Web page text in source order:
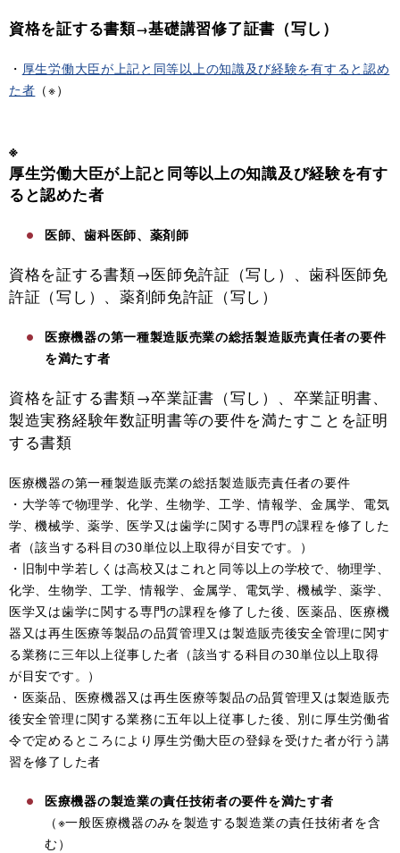
資格を証する書類→基礎講習修了証書（写し）
・ 厚生労働大臣が上記と同等以上の知識及び経験を有すると認め
た者 （※）
※
厚生労働大臣が上記と同等以上の知識及び経験を有す
ると認めた者
医師、歯科医師、薬剤師
資格を証する書類→医師免許証（写し）、歯科医師免
許証（写し）、薬剤師免許証（写し）
医療機器の第一種製造販売業の総括製造販売責任者の要件
を満たす者
資格を証する書類→卒業証書（写し）、卒業証明書、
製造実務経験年数証明書等の要件を満たすことを証明
する書類
医療機器の第一種製造販売業の総括製造販売責任者の要件
・大学等で物理学、化学、生物学、工学、情報学、金属学、電気
学、機械学、薬学、医学又は歯学に関する専門の課程を修了した
者（該当する科目の30単位以上取得が目安です。）
・旧制中学若しくは高校又はこれと同等以上の学校で、物理学、
化学、生物学、工学、情報学、金属学、電気学、機械学、薬学、
医学又は歯学に関する専門の課程を修了した後、医薬品、医療機
器又は再生医療等製品の品質管理又は製造販売後安全管理に関す
る業務に三年以上従事した者（該当する科目の30単位以上取得
が目安です。）
・医薬品、医療機器又は再生医療等製品の品質管理又は製造販売
後安全管理に関する業務に五年以上従事した後、別に厚生労働省
令で定めるところにより厚生労働大臣の登録を受けた者が行う講
習を修了した者
医療機器の製造業の責任技術者の要件を満たす者
（※一般医療機器のみを製造する製造業の責任技術者を含
む）